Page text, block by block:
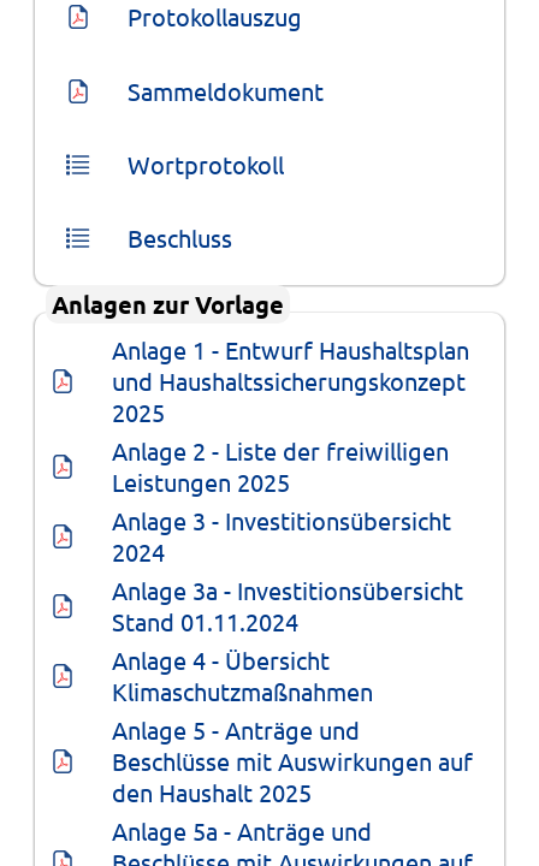
Protokollauszug
Sammeldokument
Wortprotokoll
Beschluss
Anlagen zur Vorlage
Anlage 1 - Entwurf Haushaltsplan
und Haushaltssicherungskonzept
2025
Anlage 2 - Liste der freiwilligen
Leistungen 2025
Anlage 3 - Investitionsübersicht
2024
Anlage 3a - Investitionsübersicht
Stand 01.11.2024
Anlage 4 - Übersicht
Klimaschutzmaßnahmen
Anlage 5 - Anträge und
Beschlüsse mit Auswirkungen auf
den Haushalt 2025
Anlage 5a - Anträge und